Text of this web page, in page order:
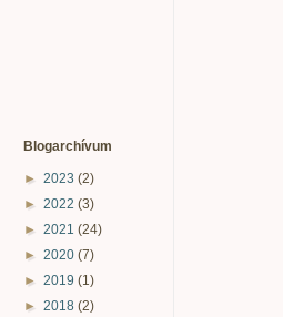
Blogarchívum
► 2023 (2)
► 2022 (3)
► 2021 (24)
► 2020 (7)
► 2019 (1)
► 2018 (2)